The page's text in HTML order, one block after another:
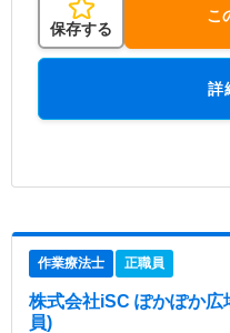
保存する
こ
詳
作業療法士 正職員
株式会社iSC ぽかぽか広
員)